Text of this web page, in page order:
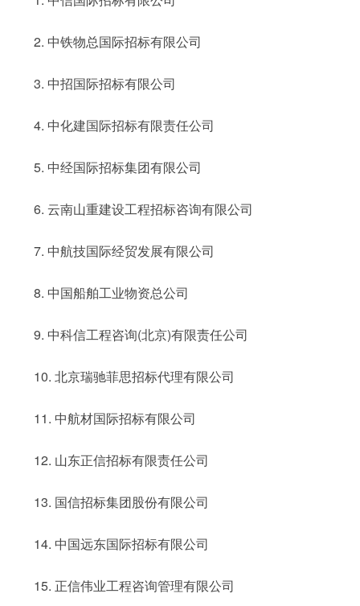
2. 中铁物总国际招标有限公司
3. 中招国际招标有限公司
4. 中化建国际招标有限责任公司
5. 中经国际招标集团有限公司
6. 云南山重建设工程招标咨询有限公司
7. 中航技国际经贸发展有限公司
8. 中国船舶工业物资总公司
9. 中科信工程咨询(北京)有限责任公司
10. 北京瑞驰菲思招标代理有限公司
11. 中航材国际招标有限公司
12. 山东正信招标有限责任公司
13. 国信招标集团股份有限公司
14. 中国远东国际招标有限公司
15. 正信伟业工程咨询管理有限公司